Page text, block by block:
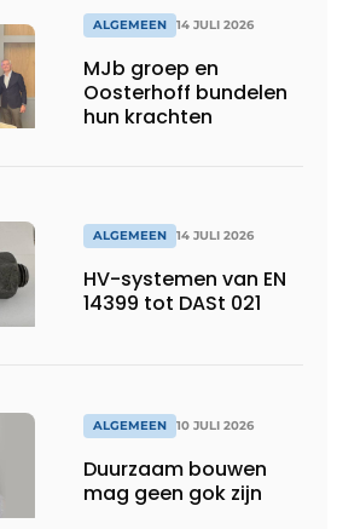
ALGEMEEN 14 JULI 2026
MJb groep en
Oosterhoff bundelen
hun krachten
ALGEMEEN 14 JULI 2026
HV-systemen van EN
14399 tot DASt 021
ALGEMEEN 10 JULI 2026
Duurzaam bouwen
mag geen gok zijn